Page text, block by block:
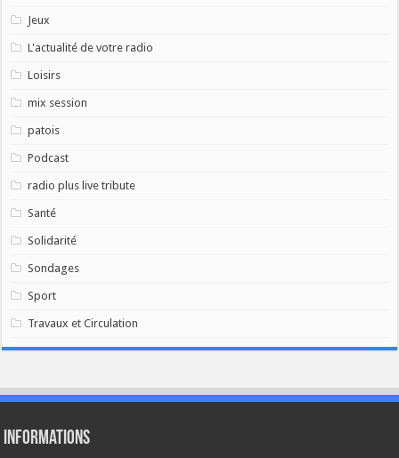
Jeux
L'actualité de votre radio
Loisirs
mix session
patois
Podcast
radio plus live tribute
Santé
Solidarité
Sondages
Sport
Travaux et Circulation
Informations